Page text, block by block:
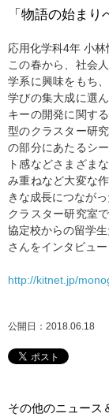
「物語の始ま
応用化学科4年 小林
この春から、社会
学系に興味をもち
学びの集大成に選
キーの開発に関す
型のクラスター研
の部分にあたるシ
ト感などさまざま
み重ねなど大変な
きな成長につながっ
クラスター研究室
協定校からの留学
さんをインタビュ
http://kitnet.jp/
公開日：2018.06.18
その他のニュース